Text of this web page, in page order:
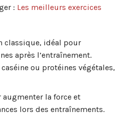
: Les meilleurs exercices
classique, idéal pour
après l’entraînement.
ou protéines végétales,
la force et
lors des entraînements.